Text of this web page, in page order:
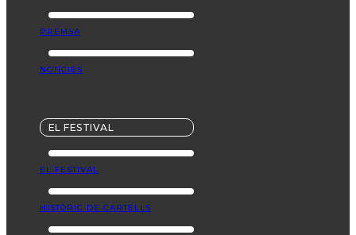
PREMSA
NOTÍCIES
EL FESTIVAL
EL FESTIVAL
HISTÒRIC DE CARTELLS